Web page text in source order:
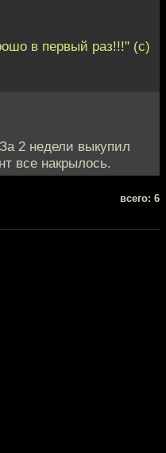
в первый раз!!!" (с)
2 недели выкупил
все накрылось.
всего: 6